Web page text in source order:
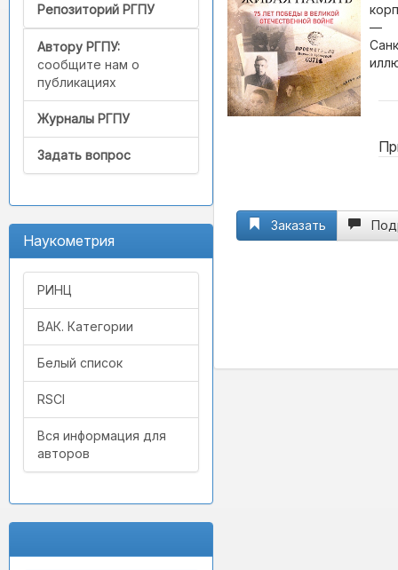
Репозиторий РГПУ
Автору РГПУ:
сообщите нам о
публикациях
Журналы РГПУ
Задать вопрос
Наукометрия
РИНЦ
ВАК. Категории
Белый список
RSCI
Вся информация для
авторов
—
Заказать